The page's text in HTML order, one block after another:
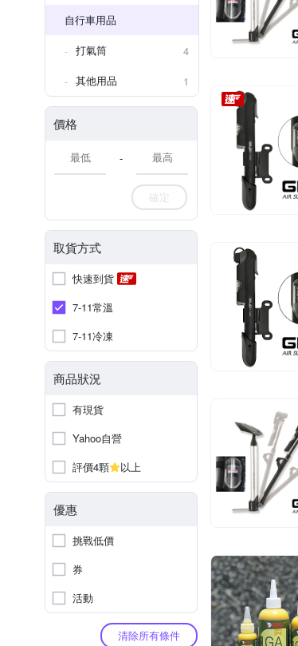
自行車用品
打氣筒
4
其他用品
1
價格
-
確定
取貨方式
快速到貨
7-11常溫
7-11冷凍
商品狀況
有現貨
Yahoo自營
評價4顆
以上
優惠
挑戰低價
券
活動
清除所有條件